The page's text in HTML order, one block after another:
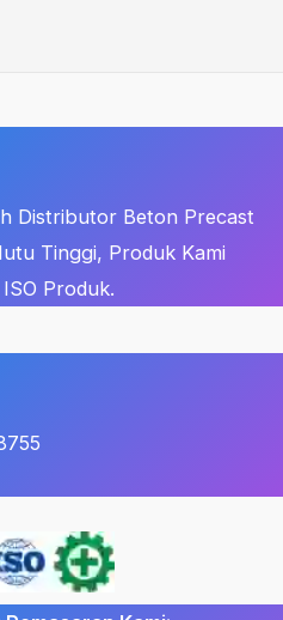
Distributor Beton Precast
Tinggi, Produk Kami
Produk.